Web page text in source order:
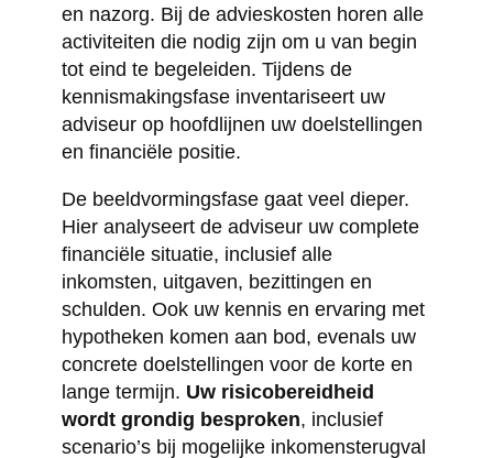
en nazorg. Bij de advieskosten horen alle
activiteiten die nodig zijn om u van begin
tot eind te begeleiden. Tijdens de
kennismakingsfase inventariseert uw
adviseur op hoofdlijnen uw doelstellingen
en financiële positie.
De beeldvormingsfase gaat veel dieper.
Hier analyseert de adviseur uw complete
financiële situatie, inclusief alle
inkomsten, uitgaven, bezittingen en
schulden. Ook uw kennis en ervaring met
hypotheken komen aan bod, evenals uw
concrete doelstellingen voor de korte en
lange termijn. Uw risicobereidheid
wordt grondig besproken, inclusief
scenario’s bij mogelijke inkomensterugval